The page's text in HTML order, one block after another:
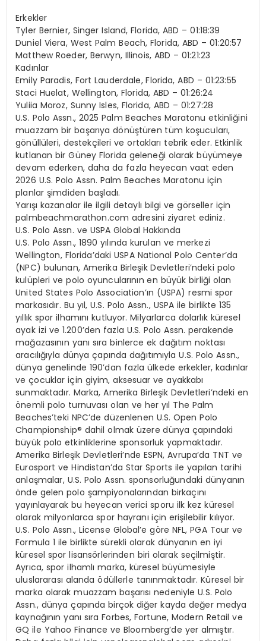
Erkekler
Tyler Bernier, Singer Island, Florida, ABD – 01:18:39
Duniel Viera, West Palm Beach, Florida, ABD – 01:20:57
Matthew Roeder, Berwyn, Illinois, ABD – 01:21:23
Kadınlar
Emily Paradis, Fort Lauderdale, Florida, ABD – 01:23:55
Staci Huelat, Wellington, Florida, ABD – 01:26:24
Yuliia Moroz, Sunny Isles, Florida, ABD – 01:27:28
U.S. Polo Assn., 2025 Palm Beaches Maratonu etkinliğini
muazzam bir başarıya dönüştüren tüm koşucuları,
gönüllüleri, destekçileri ve ortakları tebrik eder. Etkinlik
kutlanan bir Güney Florida geleneği olarak büyümeye
devam ederken, daha da fazla heyecan vaat eden
2026 U.S. Polo Assn. Palm Beaches Maratonu için
planlar şimdiden başladı.
Yarışı kazanalar ile ilgili detaylı bilgi ve görseller için
palmbeachmarathon.com adresini ziyaret ediniz.
U.S. Polo Assn. ve USPA Global Hakkında
U.S. Polo Assn., 1890 yılında kurulan ve merkezi
Wellington, Florida’daki USPA National Polo Center’da
(NPC) bulunan, Amerika Birleşik Devletleri’ndeki polo
kulüpleri ve polo oyuncularının en büyük birliği olan
United States Polo Association’ın (USPA) resmi spor
markasıdır. Bu yıl, U.S. Polo Assn., USPA ile birlikte 135
yıllık spor ilhamını kutluyor. Milyarlarca dolarlık küresel
ayak izi ve 1.200’den fazla U.S. Polo Assn. perakende
mağazasının yanı sıra binlerce ek dağıtım noktası
aracılığıyla dünya çapında dağıtımıyla U.S. Polo Assn.,
dünya genelinde 190’dan fazla ülkede erkekler, kadınlar
ve çocuklar için giyim, aksesuar ve ayakkabı
sunmaktadır. Marka, Amerika Birleşik Devletleri’ndeki en
önemli polo turnuvası olan ve her yıl The Palm
Beaches’teki NPC’de düzenlenen U.S. Open Polo
Championship® dahil olmak üzere dünya çapındaki
büyük polo etkinliklerine sponsorluk yapmaktadır.
Amerika Birleşik Devletleri’nde ESPN, Avrupa’da TNT ve
Eurosport ve Hindistan’da Star Sports ile yapılan tarihi
anlaşmalar, U.S. Polo Assn. sponsorluğundaki dünyanın
önde gelen polo şampiyonalarından birkaçını
yayınlayarak bu heyecan verici sporu ilk kez küresel
olarak milyonlarca spor hayranı için erişilebilir kılıyor.
U.S. Polo Assn., License Global’e göre NFL, PGA Tour ve
Formula 1 ile birlikte sürekli olarak dünyanın en iyi
küresel spor lisansörlerinden biri olarak seçilmiştir.
Ayrıca, spor ilhamlı marka, küresel büyümesiyle
uluslararası alanda ödüllerle tanınmaktadır. Küresel bir
marka olarak muazzam başarısı nedeniyle U.S. Polo
Assn., dünya çapında birçok diğer kayda değer medya
kaynağının yanı sıra Forbes, Fortune, Modern Retail ve
GQ ile Yahoo Finance ve Bloomberg’de yer almıştır.